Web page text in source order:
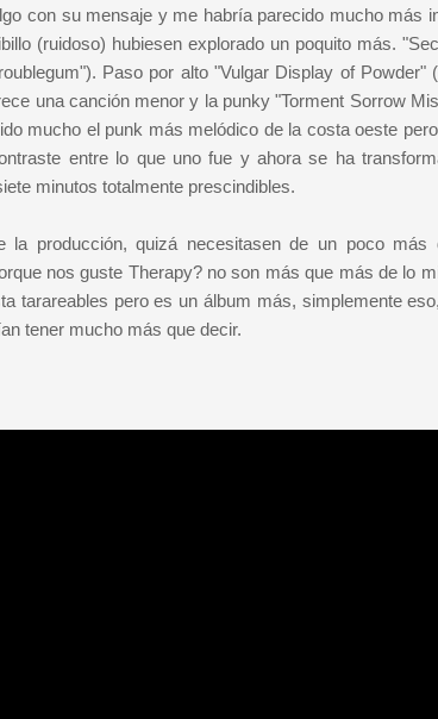
con su mensaje y me habría parecido mucho más
(ruidoso) hubiesen explorado un poquito más.
Paso por alto "Vulgar Display of
una canción menor y la punky "Torment Sorrow
mucho el punk más melódico de la costa oeste
entre lo que uno fue y ahora se ha
minutos totalmente prescindibles.
la producción, quizá necesitasen de un poco
nos guste Therapy? no son más que más de lo
tarareables pero es un álbum más, simplemente
tener mucho más que decir.